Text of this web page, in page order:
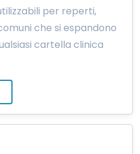
per reperti,
che si espandono
cartella clinica